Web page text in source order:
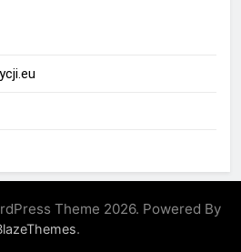
Theme 2026. Powered By
.